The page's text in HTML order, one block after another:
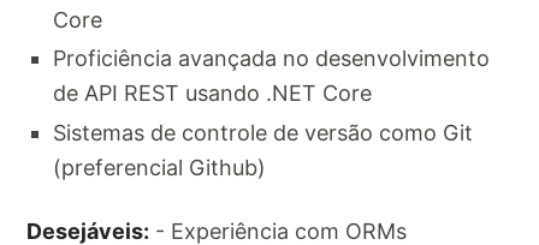
Core
Proficiência avançada no desenvolvimento
de API REST usando .NET Core
Sistemas de controle de versão como Git
(preferencial Github)
Desejáveis: - Experiência com ORMs